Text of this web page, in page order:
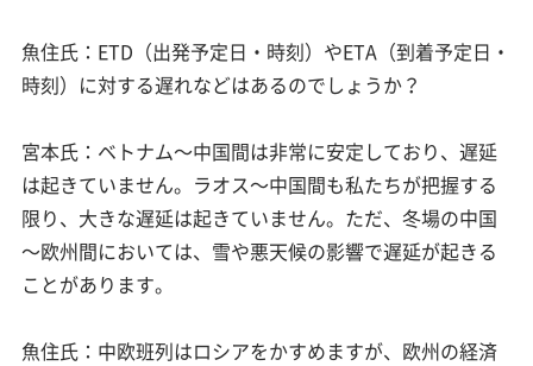
魚住氏：ETD（出発予定日・時刻）やETA（到着予定日・
時刻）に対する遅れなどはあるのでしょうか？
宮本氏：ベトナム～中国間は非常に安定しており、遅延
は起きていません。ラオス～中国間も私たちが把握する
限り、大きな遅延は起きていません。ただ、冬場の中国
～欧州間においては、雪や悪天候の影響で遅延が起きる
ことがあります。
魚住氏：中欧班列はロシアをかすめますが、欧州の経済